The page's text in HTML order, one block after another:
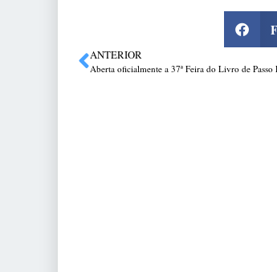
ANTERIOR
Aberta oficialmente a 37ª Feira do Livro de Passo